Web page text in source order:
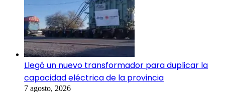
Llegó un nuevo transformador para duplicar la
capacidad eléctrica de la provincia
7 agosto, 2026